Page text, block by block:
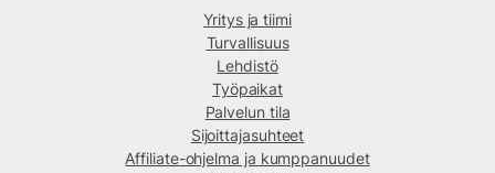
Yritys ja tiimi
Turvallisuus
Lehdistö
Työpaikat
Palvelun tila
Sijoittajasuhteet
Affiliate-ohjelma ja kumppanuudet